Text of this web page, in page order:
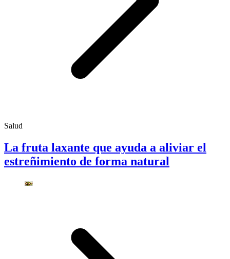
Salud
La fruta laxante que ayuda a aliviar el
estreñimiento de forma natural